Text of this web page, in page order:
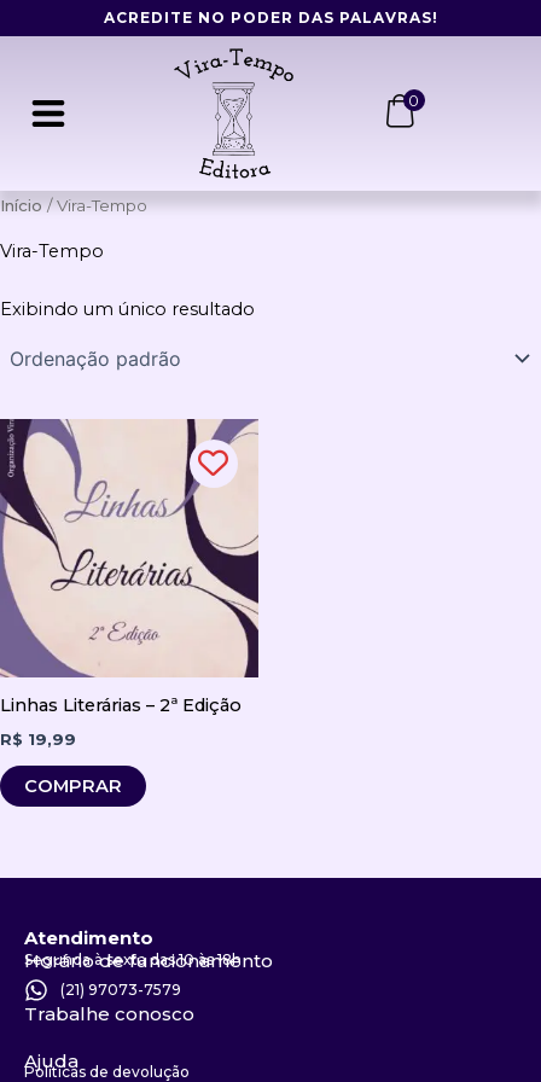
para
conteúdo
ACREDITE NO PODER DAS PALAVRAS!
0
Início/ Vira-Tempo
Vira-Tempo
Exibindo um único resultado
Linhas Literárias – 2ª Edição
R$ 19,99
COMPRAR
Atendimento
Horário de funcionamento
Segunda à sexta das 10 às 18h
(21) 97073-7579
Trabalhe conosco
Ajuda
Politicas de devolução